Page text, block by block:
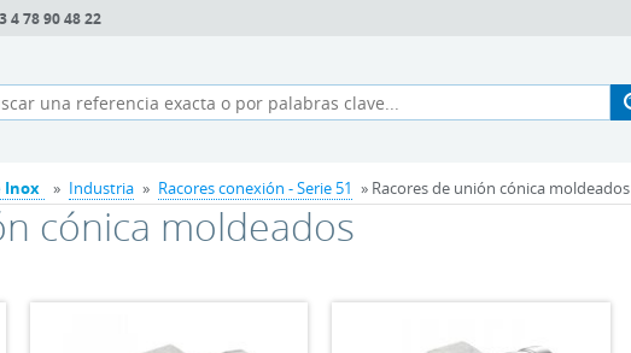
4 78 90 48 22
Inox » Industria » Racores conexión - Serie 51 » Racores de unión cónica moldeados
cónica moldeados